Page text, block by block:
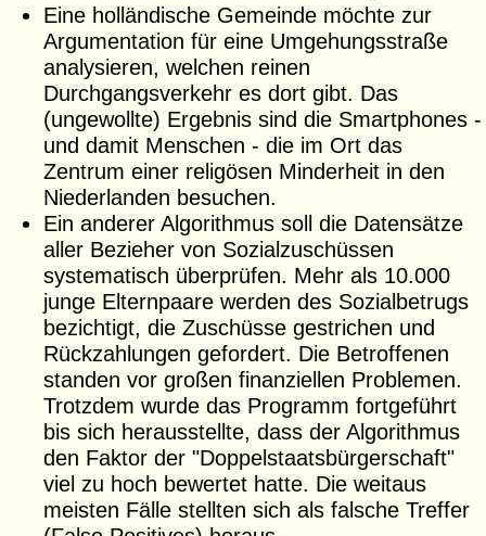
Eine holländische Gemeinde möchte zur
Argumentation für eine Umgehungsstraße
analysieren, welchen reinen
Durchgangsverkehr es dort gibt. Das
(ungewollte) Ergebnis sind die Smartphones -
und damit Menschen - die im Ort das
Zentrum einer religösen Minderheit in den
Niederlanden besuchen.
Ein anderer Algorithmus soll die Datensätze
aller Bezieher von Sozialzuschüssen
systematisch überprüfen. Mehr als 10.000
junge Elternpaare werden des Sozialbetrugs
bezichtigt, die Zuschüsse gestrichen und
Rückzahlungen gefordert. Die Betroffenen
standen vor großen finanziellen Problemen.
Trotzdem wurde das Programm fortgeführt
bis sich herausstellte, dass der Algorithmus
den Faktor der "Doppelstaatsbürgerschaft"
viel zu hoch bewertet hatte. Die weitaus
meisten Fälle stellten sich als falsche Treffer